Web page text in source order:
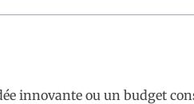
innovante ou un budget